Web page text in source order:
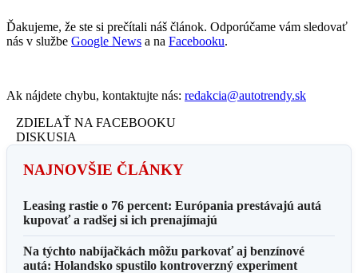
Ďakujeme, že ste si prečítali náš článok. Odporúčame vám sledovať
nás v službe Google News a na Facebooku.
Ak nájdete chybu, kontaktujte nás: redakcia@autotrendy.sk
ZDIELAŤ NA FACEBOOKU
DISKUSIA
NAJNOVŠIE ČLÁNKY
Leasing rastie o 76 percent: Európania prestávajú autá
kupovať a radšej si ich prenajímajú
Na týchto nabíjačkách môžu parkovať aj benzínové
autá: Holandsko spustilo kontroverzný experiment